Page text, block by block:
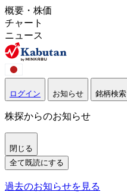
概要・株価
チャート
ニュース
ログイン お知らせ 銘柄検索
株探からのお知らせ
閉じる
全て既読にする
過去のお知らせを見る